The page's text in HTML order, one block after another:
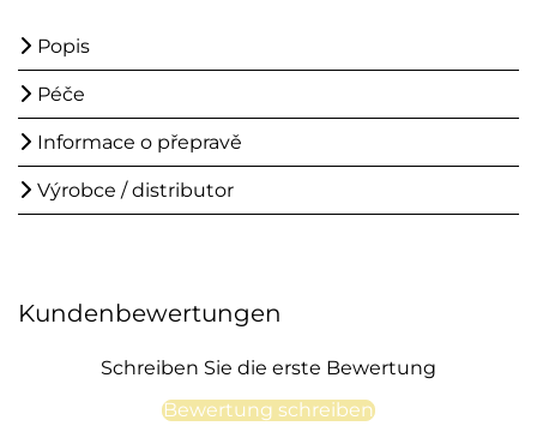
Popis
Péče
Informace o přepravě
Výrobce / distributor
Kundenbewertungen
Schreiben Sie die erste Bewertung
Bewertung schreiben